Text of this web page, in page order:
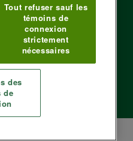
Tout refuser sauf les
témoins de
connexion
strictement
nécessaires
des
de